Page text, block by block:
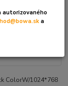
ColorW/1024*768
autorizovaného
a